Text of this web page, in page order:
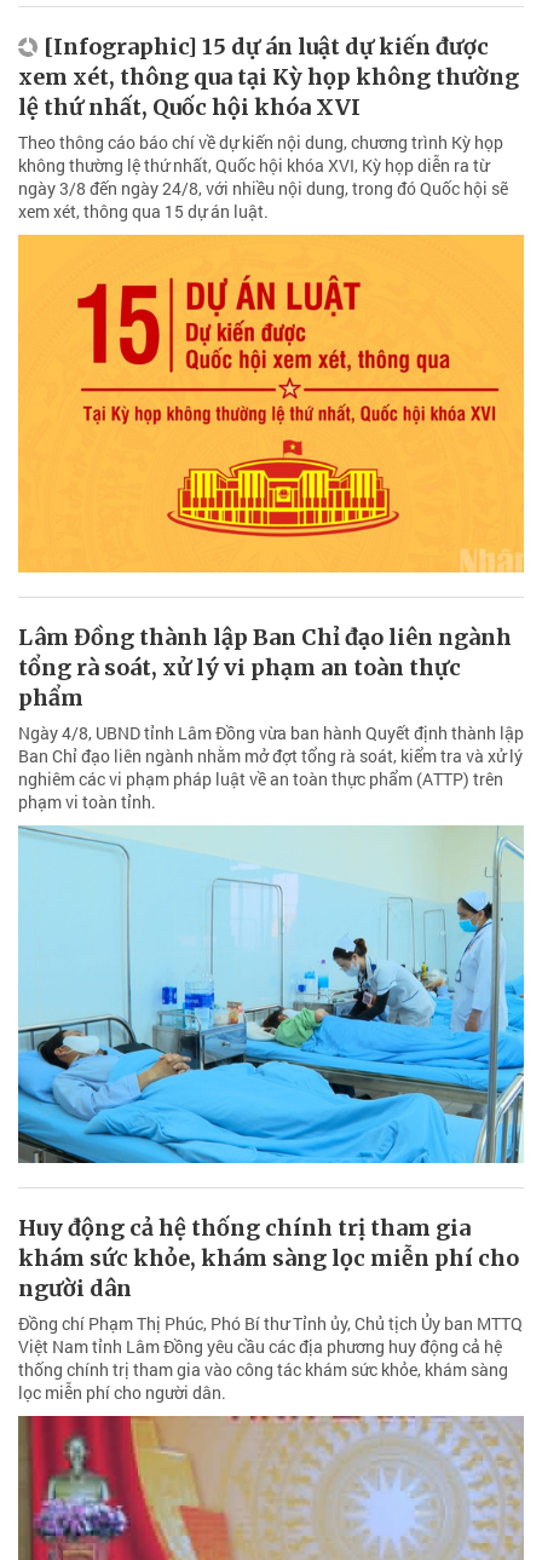
[Infographic] 15 dự án luật dự kiến được
xem xét, thông qua tại Kỳ họp không thường
lệ thứ nhất, Quốc hội khóa XVI
Theo thông cáo báo chí về dự kiến nội dung, chương trình Kỳ họp
không thường lệ thứ nhất, Quốc hội khóa XVI, Kỳ họp diễn ra từ
ngày 3/8 đến ngày 24/8, với nhiều nội dung, trong đó Quốc hội sẽ
xem xét, thông qua 15 dự án luật.
Lâm Đồng thành lập Ban Chỉ đạo liên ngành
tổng rà soát, xử lý vi phạm an toàn thực
phẩm
Ngày 4/8, UBND tỉnh Lâm Đồng vừa ban hành Quyết định thành lập
Ban Chỉ đạo liên ngành nhằm mở đợt tổng rà soát, kiểm tra và xử lý
nghiêm các vi phạm pháp luật về an toàn thực phẩm (ATTP) trên
phạm vi toàn tỉnh.
Huy động cả hệ thống chính trị tham gia
khám sức khỏe, khám sàng lọc miễn phí cho
người dân
Đồng chí Phạm Thị Phúc, Phó Bí thư Tỉnh ủy, Chủ tịch Ủy ban MTTQ
Việt Nam tỉnh Lâm Đồng yêu cầu các địa phương huy động cả hệ
thống chính trị tham gia vào công tác khám sức khỏe, khám sàng
lọc miễn phí cho người dân.